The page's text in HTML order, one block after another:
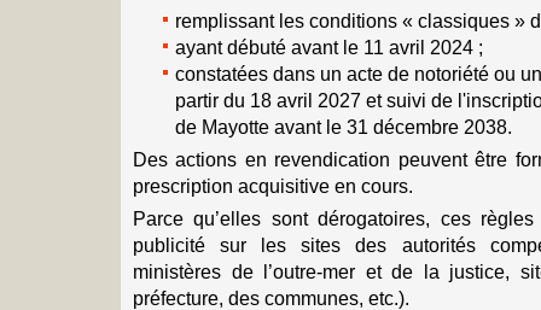
remplissant les conditions « classiques »
ayant débuté avant le 11 avril 2024 ;
constatées dans un acte de notoriété ou
partir du 18 avril 2027 et suivi de
de Mayotte avant le 31 décembre 2038.
Des actions en revendication peuvent être
prescription acquisitive en cours.
Parce qu’elles sont dérogatoires, ces
publicité sur les sites des autorités
ministères de l’outre-mer et de la justice,
préfecture, des communes, etc.).